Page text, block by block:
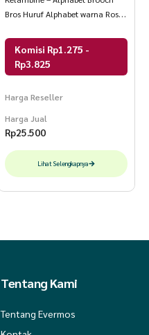
Bros Huruf Alphabet warna Rose
Komisi Rp1.275 -
Rp3.825
Harga Reseller
Harga Jual
Rp25.500
Lihat Selengkapnya
Tentang Kami
Tentang Evermos